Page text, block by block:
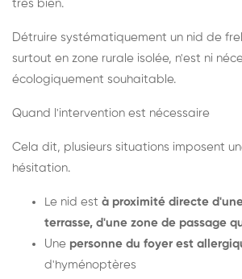
très bien.
Détruire systématiquement un nid de
surtout en zone rurale isolée, n'est ni
écologiquement souhaitable.
Quand l'intervention est nécessaire
Cela dit, plusieurs situations imposent
hésitation.
Le nid est à proximité directe
terrasse, d'une zone de passage
Une personne du foyer est
d'hyménoptères